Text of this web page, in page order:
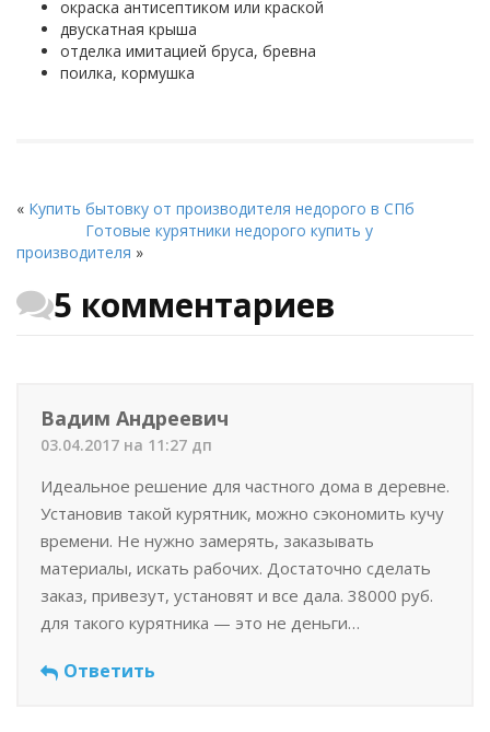
окраска антисептиком или краской
двускатная крыша
отделка имитацией бруса, бревна
поилка, кормушка
« Купить бытовку от производителя недорого в СПб
Готовые курятники недорого купить у
производителя »
5 комментариев
Вадим Андреевич
03.04.2017 на 11:27 дп
Идеальное решение для частного дома в деревне.
Установив такой курятник, можно сэкономить кучу
времени. Не нужно замерять, заказывать
материалы, искать рабочих. Достаточно сделать
заказ, привезут, установят и все дала. 38000 руб.
для такого курятника — это не деньги…
Ответить